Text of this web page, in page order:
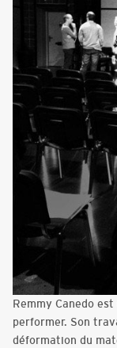
Remmy Canedo
performer. Son
déformation du